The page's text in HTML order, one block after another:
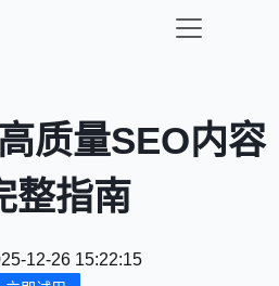
质量SEO内容
整指南
12-26 15:22:15